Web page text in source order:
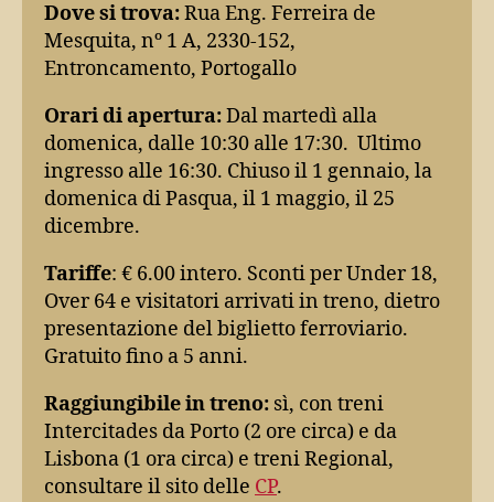
Dove si trova:Rua Eng. Ferreira de
Mesquita, nº 1 A, 2330-152,
Entroncamento, Portogallo
Orari di apertura:Dal martedì alla
domenica, dalle 10:30 alle 17:30. Ultimo
ingresso alle 16:30. Chiuso il 1 gennaio, la
domenica di Pasqua, il 1 maggio, il 25
dicembre.
Tariffe: € 6.00 intero. Sconti per Under 18,
Over 64 e visitatori arrivati in treno, dietro
presentazione del biglietto ferroviario.
Gratuito fino a 5 anni.
Raggiungibile in treno: sì, con treni
Intercitades da Porto (2 ore circa) e da
Lisbona (1 ora circa) e treni Regional,
consultare il sito delle CP.